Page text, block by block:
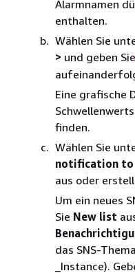
Alarmnamen
enthalten.
Wählen Sie
> und geben Sie
Eine grafische
finden.
Wählen Sie
notification to
aus oder
Um ein neues
Sie New list
das SNS-
_Instance).